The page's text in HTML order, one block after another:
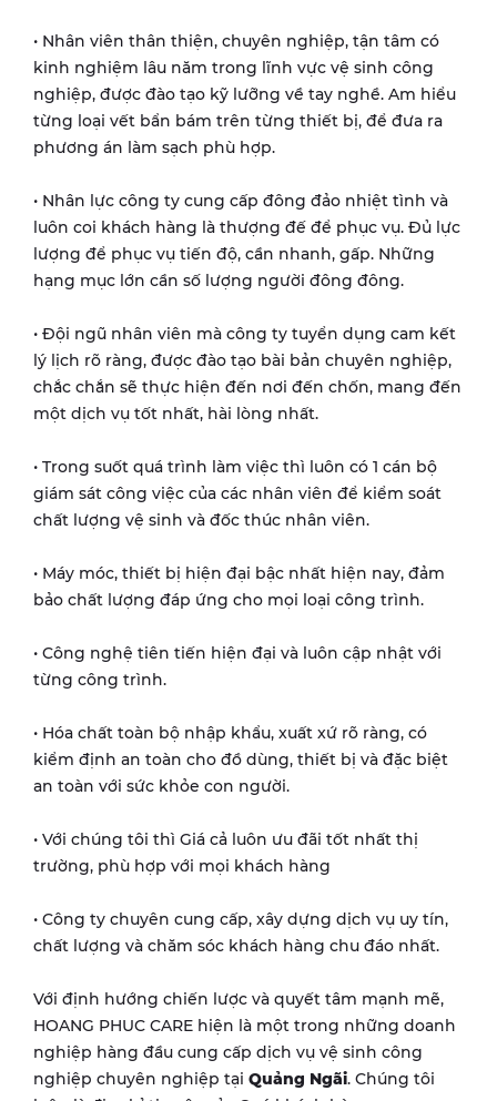
• Nhân viên thân thiện, chuyên nghiệp, tận tâm có
kinh nghiệm lâu năm trong lĩnh vực vệ sinh công
nghiệp, được đào tạo kỹ lưỡng về tay nghề. Am hiểu
từng loại vết bẩn bám trên từng thiết bị, để đưa ra
phương án làm sạch phù hợp.
• Nhân lực công ty cung cấp đông đảo nhiệt tình và
luôn coi khách hàng là thượng đế để phục vụ. Đủ lực
lượng để phục vụ tiến độ, cần nhanh, gấp. Những
hạng mục lớn cần số lượng người đông đông.
• Đội ngũ nhân viên mà công ty tuyển dụng cam kết
lý lịch rõ ràng, được đào tạo bài bản chuyên nghiệp,
chắc chắn sẽ thực hiện đến nơi đến chốn, mang đến
một dịch vụ tốt nhất, hài lòng nhất.
• Trong suốt quá trình làm việc thì luôn có 1 cán bộ
giám sát công việc của các nhân viên để kiểm soát
chất lượng vệ sinh và đốc thúc nhân viên.
• Máy móc, thiết bị hiện đại bậc nhất hiện nay, đảm
bảo chất lượng đáp ứng cho mọi loại công trình.
• Công nghệ tiên tiến hiện đại và luôn cập nhật với
từng công trình.
• Hóa chất toàn bộ nhập khẩu, xuất xứ rõ ràng, có
kiểm định an toàn cho đồ dùng, thiết bị và đặc biệt
an toàn với sức khỏe con người.
• Với chúng tôi thì Giá cả luôn ưu đãi tốt nhất thị
trường, phù hợp với mọi khách hàng
• Công ty chuyên cung cấp, xây dựng dịch vụ uy tín,
chất lượng và chăm sóc khách hàng chu đáo nhất.
Với định hướng chiến lược và quyết tâm mạnh mẽ,
HOANG PHUC CARE hiện là một trong những doanh
nghiệp hàng đầu cung cấp dịch vụ vệ sinh công
nghiệp chuyên nghiệp tại Quảng Ngãi. Chúng tôi